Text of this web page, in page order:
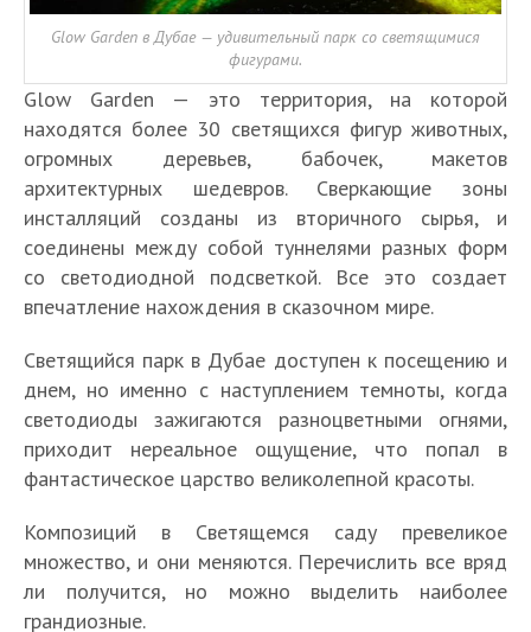
Glow Garden в Дубае — удивительный парк со светящимися
фигурами.
Glow Garden — это территория, на которой
находятся более 30 светящихся фигур животных,
огромных деревьев, бабочек, макетов
архитектурных шедевров. Сверкающие зоны
инсталляций созданы из вторичного сырья, и
соединены между собой туннелями разных форм
со светодиодной подсветкой. Все это создает
впечатление нахождения в сказочном мире.
Светящийся парк в Дубае доступен к посещению и
днем, но именно с наступлением темноты, когда
светодиоды зажигаются разноцветными огнями,
приходит нереальное ощущение, что попал в
фантастическое царство великолепной красоты.
Композиций в Светящемся саду превеликое
множество, и они меняются. Перечислить все вряд
ли получится, но можно выделить наиболее
грандиозные.